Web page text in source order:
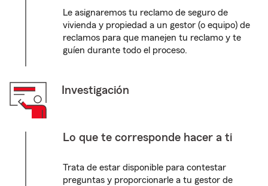
Le asignaremos tu reclamo de seguro de
vivienda y propiedad a un gestor (o equipo) de
reclamos para que manejen tu reclamo y te
guíen durante todo el proceso.
Investigación
Lo que te corresponde hacer a ti
Trata de estar disponible para contestar
preguntas y proporcionarle a tu gestor de